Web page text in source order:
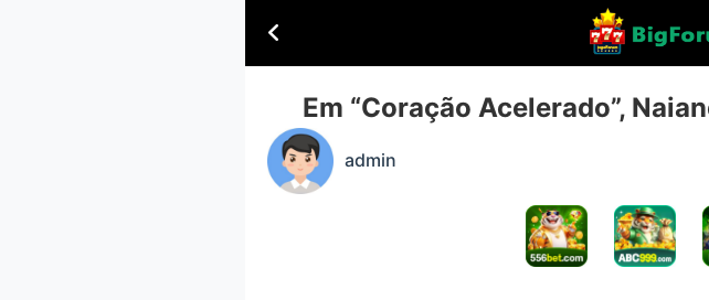
Em “Coração Acelerado”,
admin